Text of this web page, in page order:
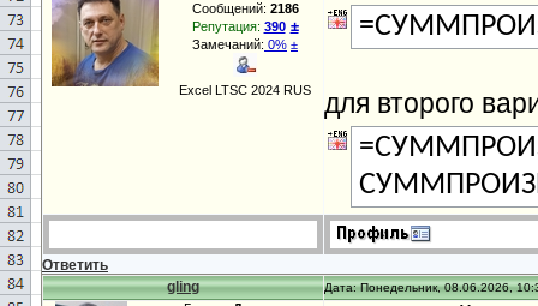
Сообщений: 2186
Репутация: 390 ±
Замечаний: 0% ±
Excel LTSC 2024 RUS для второго
Ответить
gling
Дата: Понедельник, 08.06.2026,